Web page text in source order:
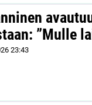
”Mulle
23:43